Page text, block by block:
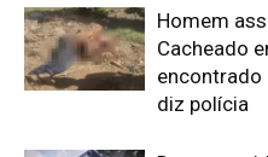
Homem
Cacheado
encontrado
diz polícia